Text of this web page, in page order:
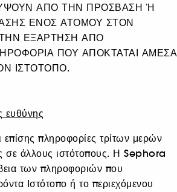
ΑΠΟ ΤΗΝ ΠΡΟΣΒΑΣΗ Ή
ΕΝΟΣ ΑΤΟΜΟΥ ΣΤΟΝ
ΕΞΑΡΤΗΣΗ ΑΠΟ
ΠΟΥ ΑΠΟΚΤΑΤΑΙ ΑΜΕΣΑ
ΙΣΤΟΤΟΠΟ.
ευθύνης
επίσης πληροφορίες τρίτων μερών
σε άλλους ιστότοπους. Η Sephora
των πληροφοριών που
Ιστότοπο ή το περιεχόμενου